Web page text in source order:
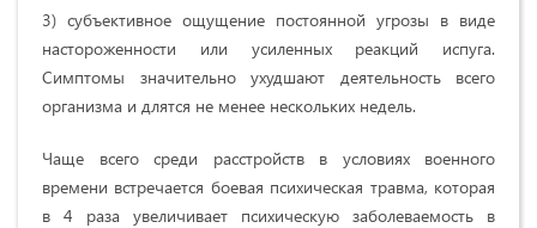
3) субъективное ощущение постоянной угрозы в виде
настороженности или усиленных реакций испуга.
Симптомы значительно ухудшают деятельность всего
организма и длятся не менее нескольких недель.
Чаще всего среди расстройств в условиях военного
времени встречается боевая психическая травма, которая
в 4 раза увеличивает психическую заболеваемость в